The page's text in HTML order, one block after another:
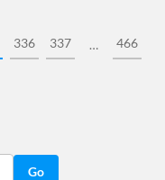
336 337 … 466
Go